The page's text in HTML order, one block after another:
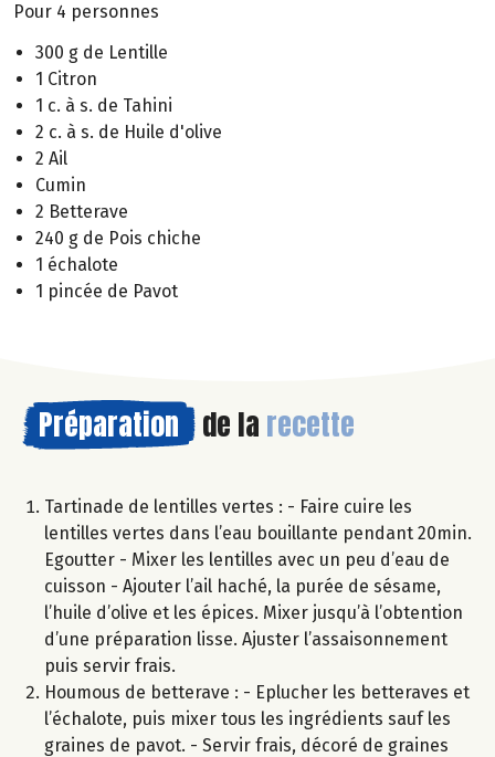
Pour 4 personnes
300 g de Lentille
1 Citron
1 c. à s. de Tahini
2 c. à s. de Huile d'olive
2 Ail
Cumin
2 Betterave
240 g de Pois chiche
1 échalote
1 pincée de Pavot
Préparation de la recette
Tartinade de lentilles vertes : - Faire cuire les
lentilles vertes dans l’eau bouillante pendant 20min.
Egoutter - Mixer les lentilles avec un peu d’eau de
cuisson - Ajouter l’ail haché, la purée de sésame,
l’huile d’olive et les épices. Mixer jusqu’à l’obtention
d’une préparation lisse. Ajuster l’assaisonnement
puis servir frais.
Houmous de betterave : - Eplucher les betteraves et
l’échalote, puis mixer tous les ingrédients sauf les
graines de pavot. - Servir frais, décoré de graines